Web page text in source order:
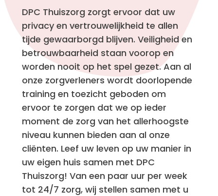
DPC Thuiszorg zorgt ervoor dat uw
privacy en vertrouwelijkheid te allen
tijde gewaarborgd blijven. Veiligheid en
betrouwbaarheid staan voorop en
worden nooit op het spel gezet. Aan al
onze zorgverleners wordt doorlopende
training en toezicht geboden om
ervoor te zorgen dat we op ieder
moment de zorg van het allerhoogste
niveau kunnen bieden aan al onze
cliënten. Leef uw leven op uw manier in
uw eigen huis samen met DPC
Thuiszorg! Van een paar uur per week
tot 24/7 zorg, wij stellen samen met u